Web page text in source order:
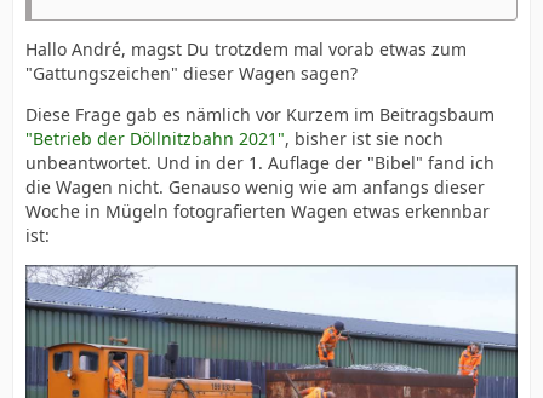
Hallo André, magst Du trotzdem mal vorab etwas zum
"Gattungszeichen" dieser Wagen sagen?
Diese Frage gab es nämlich vor Kurzem im Beitragsbaum
"Betrieb der Döllnitzbahn 2021", bisher ist sie noch
unbeantwortet. Und in der 1. Auflage der "Bibel" fand ich
die Wagen nicht. Genauso wenig wie am anfangs dieser
Woche in Mügeln fotografierten Wagen etwas erkennbar
ist: